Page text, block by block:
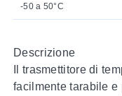
-50 a 50°C
Descrizione
Il trasmettitore di
facilmente tarabile e